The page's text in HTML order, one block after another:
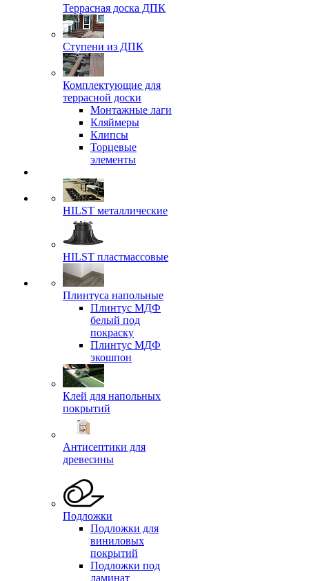
Террасная доска ДПК
Ступени из ДПК
Комплектующие для
террасной доски
Монтажные лаги
Кляймеры
Клипсы
Торцевые
элементы
HILST металлические
HILST пластмассовые
Плинтуса напольные
Плинтус МДФ
белый под
покраску
Плинтус МДФ
экошпон
Клей для напольных
покрытий
Антисептики для
древесины
Подложки
Подложки для
виниловых
покрытий
Подложки под
ламинат